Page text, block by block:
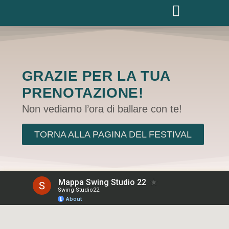
GRAZIE PER LA TUA
PRENOTAZIONE!
Non vediamo l’ora di ballare con te!
TORNA ALLA PAGINA DEL FESTIVAL